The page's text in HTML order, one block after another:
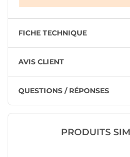
FICHE TECHNIQUE
AVIS CLIENT
QUESTIONS / RÉPONSES
PRODUITS